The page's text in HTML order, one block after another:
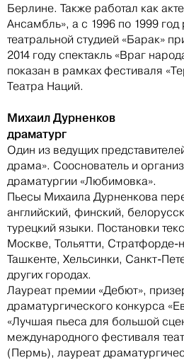
Берлине. Также работал как
Ансамбль», а с 1996 по 1999 год
театральной студией «Барак»
2014 году спектакль «Враг
показан в рамках фестиваля
Театра Наций.
Михаил Дурненков
драматург
Один из ведущих
драма». Сооснователь и
драматургии «Любимовка».
Пьесы Михаила Дурненкова
английский, финский,
турецкий языки. Постановки
Москве, Тольятти,
Ташкенте, Хельсинки, Санкт-
других городах.
Лауреат премии «Дебют»,
драматургического конкурса
«Лучшая пьеса для большой
международного фестиваля
(Пермь), лауреат